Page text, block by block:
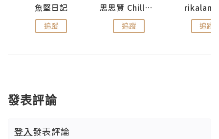
魚堅日記
追蹤
思思賢 ChillMyBabe
追蹤 追蹤
發表評論
登入發表評論